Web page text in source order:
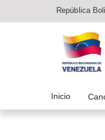
República
Inicio